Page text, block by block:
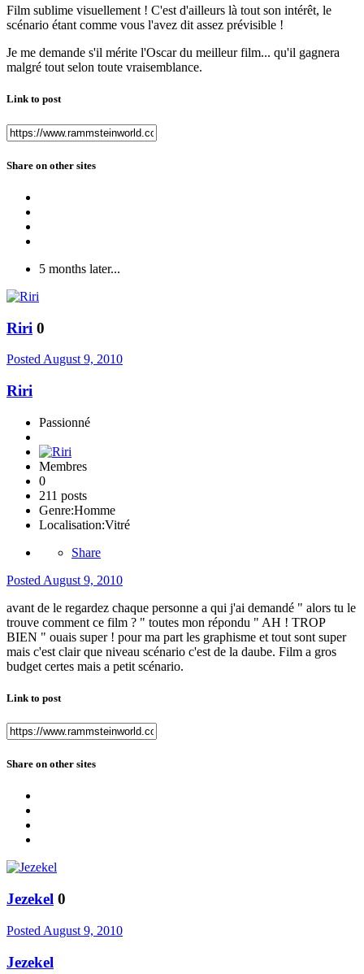
Film sublime visuellement ! C'est d'ailleurs là tout son intérêt, le
scénario étant comme vous l'avez dit assez prévisible !
Je me demande s'il mérite l'Oscar du meilleur film... qu'il gagnera
malgré tout selon toute vraisemblance.
Link to post
Share on other sites
5 months later...
Riri 0
Posted August 9, 2010
Riri
Passionné
Membres
0
211 posts
Genre:Homme
Localisation:Vitré
Share
Posted August 9, 2010
avant de le regardez chaque personne a qui j'ai demandé " alors tu le
trouve comment ce film ? " toutes mon répondu " AH ! TROP
BIEN " ouais super ! pour ma part les graphisme et tout sont super
mais c'est clair que niveau scénario c'est de la daube. Film a gros
budget certes mais a petit scénario.
Link to post
Share on other sites
Jezekel 0
Posted August 9, 2010
Jezekel